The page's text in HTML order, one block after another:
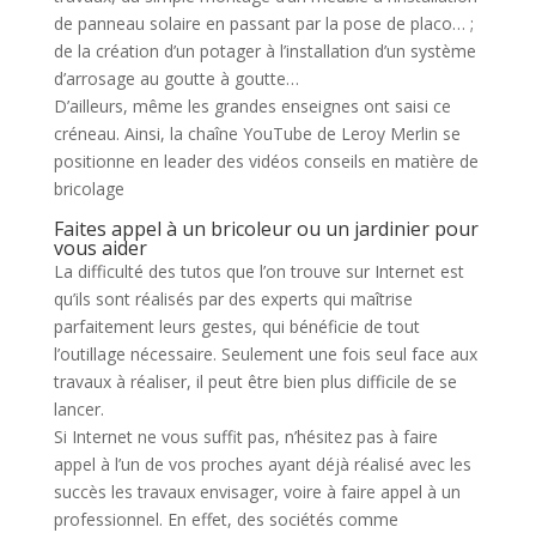
de panneau solaire en passant par la pose de placo… ;
de la création d’un potager à l’installation d’un système
d’arrosage au goutte à goutte…
D’ailleurs, même les grandes enseignes ont saisi ce
créneau. Ainsi, la chaîne YouTube de Leroy Merlin se
positionne en leader des vidéos conseils en matière de
bricolage
Faites appel à un bricoleur ou un jardinier pour
vous aider
La difficulté des tutos que l’on trouve sur Internet est
qu’ils sont réalisés par des experts qui maîtrise
parfaitement leurs gestes, qui bénéficie de tout
l’outillage nécessaire. Seulement une fois seul face aux
travaux à réaliser, il peut être bien plus difficile de se
lancer.
Si Internet ne vous suffit pas, n’hésitez pas à faire
appel à l’un de vos proches ayant déjà réalisé avec les
succès les travaux envisager, voire à faire appel à un
professionnel. En effet, des sociétés comme